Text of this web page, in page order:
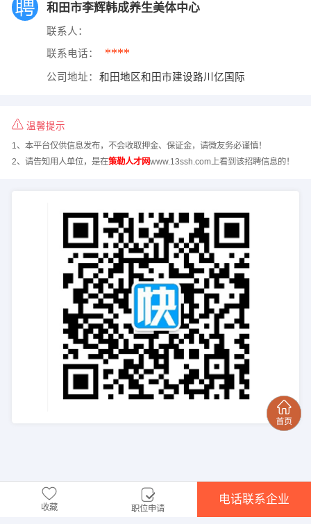
和田市李辉韩成养生美体中心
联系人：
联系电话： ****
公司地址： 和田地区和田市建设路川亿国际
温馨提示
1、本平台仅供信息发布，不会收取押金、保证金，请微友务必谨慎！
2、请告知用人单位，是在策勒人才网www.13ssh.com上看到该招聘信息的！
收藏 职位申请
电话联系企业